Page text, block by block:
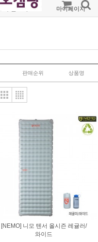
주문조회 마이페이지
판매순위 상품명
[NEMO] 니모 텐서 올시즌 레귤러/
와이드